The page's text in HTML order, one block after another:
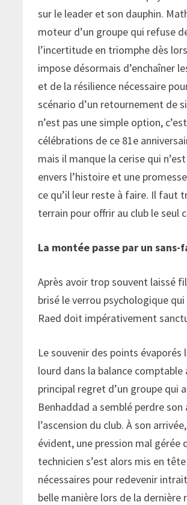
sur le leader et son dauphin.
moteur d’un groupe qui refuse
l’incertitude en triomphe dès
impose désormais d’enchaîner
et de la résilience nécessaire
scénario d’un retournement de
n’est pas une simple option,
célébrations de ce 81e
mais il manque la cerise qui
envers l’histoire et une
ce qu’il leur reste à faire. Il faut
terrain pour offrir au club le seul
La montée passe par un
Après avoir trop souvent laissé
brisé le verrou psychologique
Raed doit impérativement
Le souvenir des points
lourd dans la balance
principal regret d’un groupe qui
Benhaddad a semblé perdre
l’ascension du club. À son
évident, une pression mal gérée
technicien s’est alors mis en
nécessaires pour redevenir
belle manière lors de la dernière